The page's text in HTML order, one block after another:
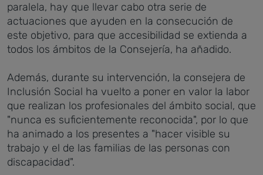
paralela, hay que llevar cabo otra serie de
actuaciones que ayuden en la consecución de
este objetivo, para que accesibilidad se extienda a
todos los ámbitos de la Consejería, ha añadido.
Además, durante su intervención, la consejera de
Inclusión Social ha vuelto a poner en valor la labor
que realizan los profesionales del ámbito social, que
"nunca es suficientemente reconocida", por lo que
ha animado a los presentes a "hacer visible su
trabajo y el de las familias de las personas con
discapacidad".